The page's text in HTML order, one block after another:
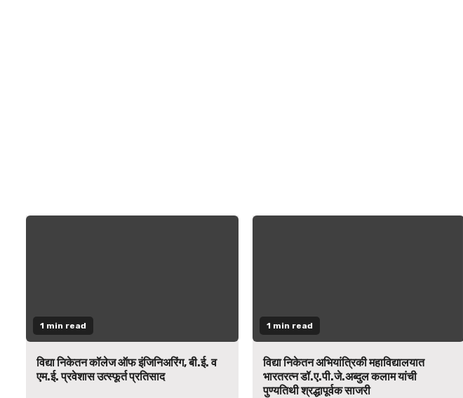
1 min read
विद्या निकेतन कॉलेज ऑफ इंजिनिअरिंग, बी.ई. व
एम.ई. प्रवेशास उत्स्फूर्त प्रतिसाद
1 min read
विद्या निकेतन अभियांत्रिकी महाविद्यालयात
भारतरत्न डॉ.ए.पी.जे.अब्दुल कलाम यांची
पुण्यतिथी श्रद्धापूर्वक साजरी